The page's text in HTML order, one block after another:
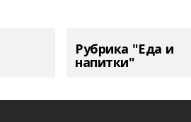
Рубрика "Еда и
напитки"